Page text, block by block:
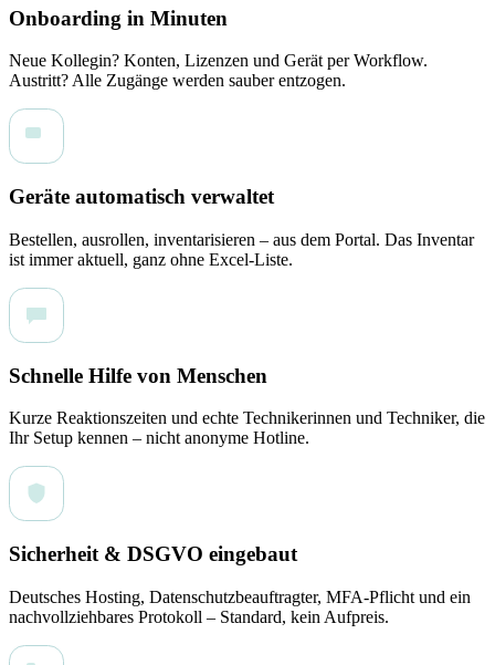
Onboarding in Minuten
Neue Kollegin? Konten, Lizenzen und Gerät per Workflow.
Austritt? Alle Zugänge werden sauber entzogen.
Geräte automatisch verwaltet
Bestellen, ausrollen, inventarisieren – aus dem Portal. Das Inventar
ist immer aktuell, ganz ohne Excel-Liste.
Schnelle Hilfe von Menschen
Kurze Reaktionszeiten und echte Technikerinnen und Techniker, die
Ihr Setup kennen – nicht anonyme Hotline.
Sicherheit & DSGVO eingebaut
Deutsches Hosting, Datenschutzbeauftragter, MFA-Pflicht und ein
nachvollziehbares Protokoll – Standard, kein Aufpreis.